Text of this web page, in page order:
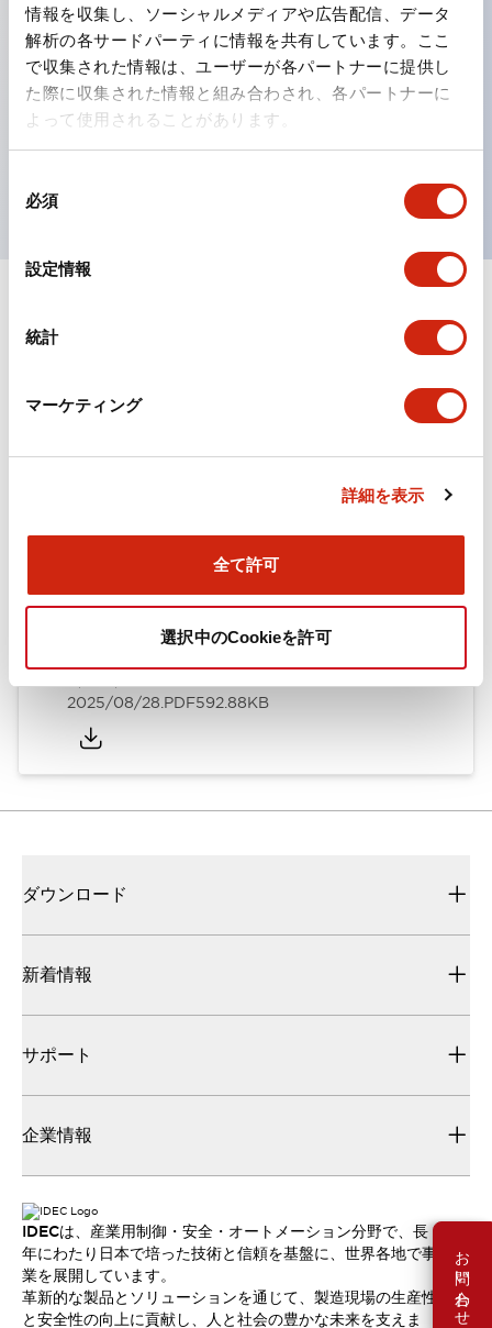
情報を収集し、ソーシャルメディアや広告配信、データ
解析の各サードパーティに情報を共有しています。ここ
で収集された情報は、ユーザーが各パートナーに提供し
た際に収集された情報と組み合わされ、各パートナーに
よって使用されることがあります。
必須
設定情報
統計
マーケティング
詳細を表示
全て許可
選択中のCookieを許可
お問い合わせ
工作機械や産業機械を上下左右に頻繁に方向転換させると
きに、迅速・確実かつ自由自在にコントロールすることが
できます。
各方向のレバー動作は用途に合わせて組み合わせ自由
操作レバーをセンタ位置でロックできるインタロック付
ドキュメントとファイル
カタログ CAD
ARN形モノレバースイッチ／CSシリーズカムスイッチ
2025/08/28.PDF1.20MB
2025/08/28.PDF592.88KB
ダウンロード
新着情報
サポート
企業情報
IDECは、産業用制御・安全・オートメーション分野で、長
年にわたり日本で培った技術と信頼を基盤に、世界各地で事
業を展開しています。
革新的な製品とソリューションを通じて、製造現場の生産性
と安全性の向上に貢献し、人と社会の豊かな未来を支えま